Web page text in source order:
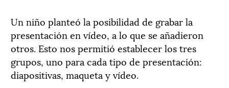
Un niño planteó la posibilidad de grabar la
presentación en vídeo, a lo que se añadieron
otros. Esto nos permitió establecer los tres
grupos, uno para cada tipo de presentación:
diapositivas, maqueta y vídeo.